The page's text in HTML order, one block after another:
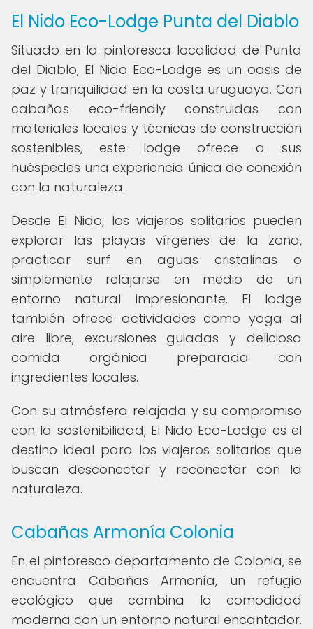
El Nido Eco-Lodge Punta del Diablo
Situado en la pintoresca localidad de Punta
del Diablo, El Nido Eco-Lodge es un oasis de
paz y tranquilidad en la costa uruguaya. Con
cabañas eco-friendly construidas con
materiales locales y técnicas de construcción
sostenibles, este lodge ofrece a sus
huéspedes una experiencia única de conexión
con la naturaleza.
Desde El Nido, los viajeros solitarios pueden
explorar las playas vírgenes de la zona,
practicar surf en aguas cristalinas o
simplemente relajarse en medio de un
entorno natural impresionante. El lodge
también ofrece actividades como yoga al
aire libre, excursiones guiadas y deliciosa
comida orgánica preparada con
ingredientes locales.
Con su atmósfera relajada y su compromiso
con la sostenibilidad, El Nido Eco-Lodge es el
destino ideal para los viajeros solitarios que
buscan desconectar y reconectar con la
naturaleza.
Cabañas Armonía Colonia
En el pintoresco departamento de Colonia, se
encuentra Cabañas Armonía, un refugio
ecológico que combina la comodidad
moderna con un entorno natural encantador.